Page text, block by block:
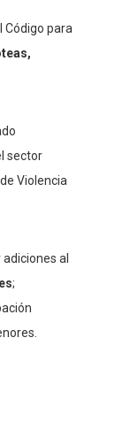
Código para
sector
Violencia
al
;